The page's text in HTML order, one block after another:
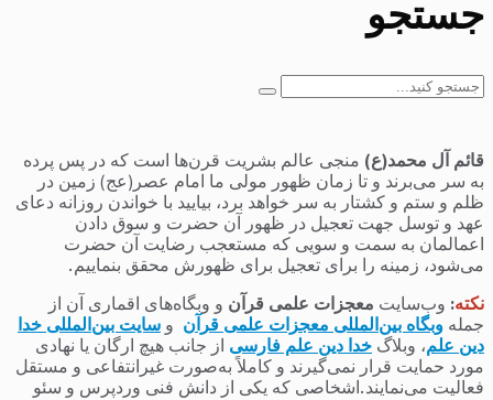
جستجو
جستجو
قائم آل محمد(ع) منجی عالم بشریت قرن‌ها است که در پس پرده
به سر می‌برند و تا زمان ظهور مولی ما امام عصر(عج) زمین در
ظلم و ستم و کشتار به سر خواهد برد، بیایید با خواندن روزانه دعای
عهد و توسل جهت تعجیل در ظهور آن حضرت و سوق دادن
اعمالمان به سمت و سویی که مستعجب رضایت آن حضرت
می‌شود، زمینه را برای تعجیل برای ظهورش محقق بنماییم.
نکته: وب‌سایت معجزات علمی قرآن و وبگاه‌های اقماری آن از
جمله وبگاه بین‌المللی معجزات علمی قرآن و سایت بین‌المللی خدا
دین علم، وبلاگ خدا دین علم فارسی از جانب هیچ ارگان یا نهادی
مورد حمایت قرار نمی‌گیرند و کاملاً به‌صورت غیرانتفاعی و مستقل
فعالیت می‌نمایند.اشخاصی که یکی از دانش فنی وردپرس و سئو